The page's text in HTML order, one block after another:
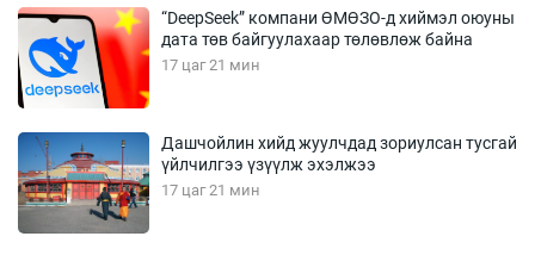
“DeepSeek” компани ӨМӨЗО-д хиймэл оюуны
дата төв байгуулахаар төлөвлөж байна
17 цаг 21 мин
Дашчойлин хийд жуулчдад зориулсан тусгай
үйлчилгээ үзүүлж эхэлжээ
17 цаг 21 мин